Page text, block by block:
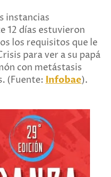
instancias
12 días estuvieron
los requisitos que le
para ver a su papá
con metástasis
(Fuente: Infobae).